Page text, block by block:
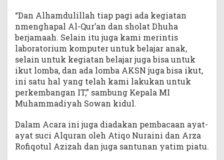
“Dan Alhamdulillah tiap pagi ada kegiatan
nmenghapal Al-Qur’an dan sholat Dhuha
berjamaah. Selain itu juga kami merintis
laboratorium komputer untuk belajar anak,
selain untuk kegiatan belajar juga bisa untuk
ikut lomba, dan ada lomba AKSN juga bisa ikut,
ini satu hal yang telah kami lakukan untuk
perkembangan IT,” sambung Kepala MI
Muhammadiyah Sowan kidul.
Dalam Acara ini juga diadakan pembacaan ayat-
ayat suci Alquran oleh Atiqo Nuraini dan Arza
Rofiqotul Azizah dan juga santunan yatim piatu.